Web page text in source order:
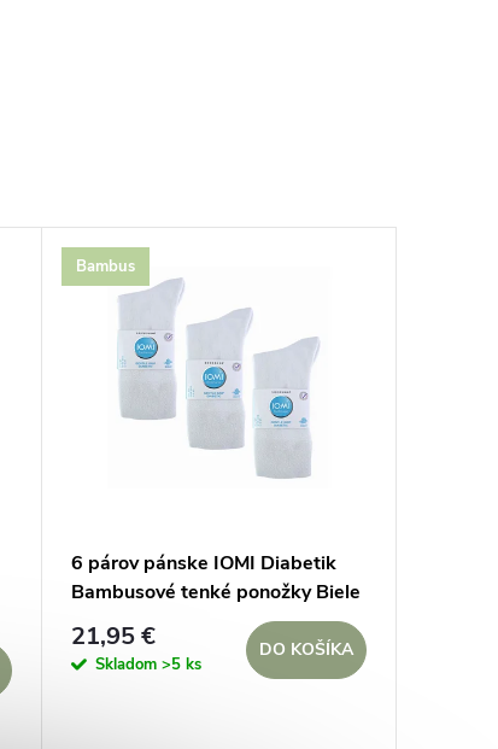
Bambus
6 párov pánske IOMI Diabetik
Bambusové tenké ponožky Biele
voľný lem
21,95 €
Skladom >5 ks
DO KOŠÍKA